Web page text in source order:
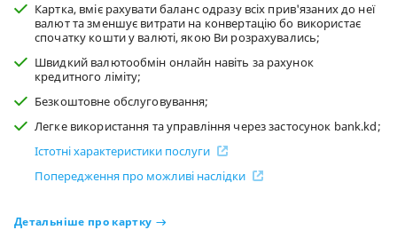
Картка, вміє рахувати баланс одразу всіх прив'язаних до неї
валют та зменшує витрати на конвертацію бо використає
спочатку кошти у валюті, якою Ви розрахувались;
Швидкий валютообмін онлайн навіть за рахунок
кредитного ліміту;
Безкоштовне обслуговування;
Легке використання та управління через застосунок bank.kd;
Істотні характеристики послуги
Попередження про можливі наслідки
Детальніше про картку